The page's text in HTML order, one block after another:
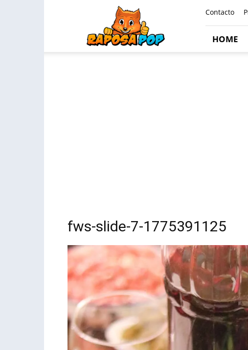
Contacto
HOME
fws-slide-7-1775391125